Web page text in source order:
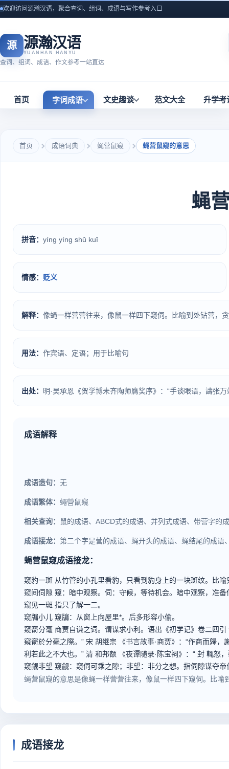
欢迎访问源瀚汉语，聚合查词、组词、成语与写作参考入口
源 源瀚汉语
YUANHAN HANYU
查词、组词、成语、作文参考一站直达
首页 字词成语 文史趣谈 范文大全 升学考
首页 成语词典 蝇营鼠窥 蝇营鼠窥的意思
蝇
拼音： yíng yíng shǔ kuī
情感： 贬义
解释： 像蝇一样营营往来，像鼠一样四下窥伺。比喻到处钻营，
用法： 作宾语、定语；用于比喻句
出处： 明·吴承恩《贺学博未齐陶师膺奖序》：“手谈眼语，譸张
成语解释
成语造句： 无
成语繁体： 蠅營鼠窺
相关查询： 鼠的成语、ABCD式的成语、并列式成语、带营字的
成语接龙： 第二个字是营的成语、蝇开头的成语、蝇结尾的成
蝇营鼠窥成语接龙：
窥豹一斑 从竹管的小孔里看豹，只看到豹身上的一块斑纹。比
窥间伺隙 窥：暗中观察。伺：守候，等待机会。暗中观察，准备
窥见一斑 指只了解一二。
窥牖小儿 窥牖：从窗上向屋里*。后多形容小偷。
窥窬分毫 商贾自谦之词。谓谋求小利。语出《初学记》卷二四
窺窬於分毫之際。” 宋 胡继宗 《书言故事·商贾》：“作商而歸
利若此之不大也。” 清 和邦额 《夜谭随录·陈宝祠》：“ 封 輒怒
窥觎非望 窥觎：窥伺可乘之隙；非望：非分之想。指伺隙谋夺帝
蝇营鼠窥的意思是像蝇一样营营往来，像鼠一样四下窥伺。比喻
成语接龙